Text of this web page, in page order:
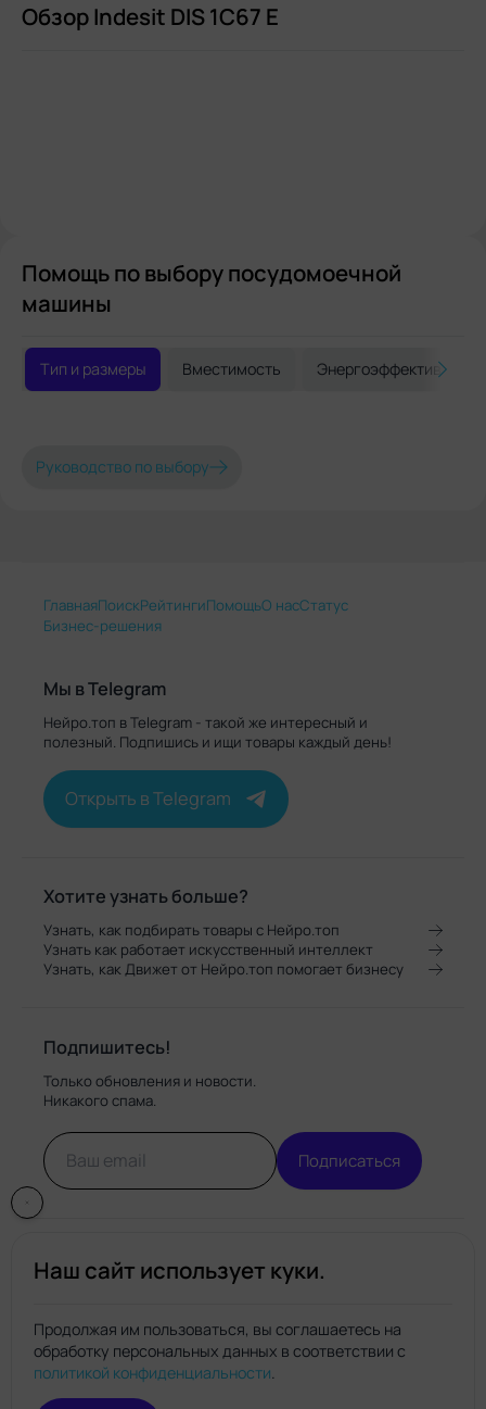
Обзор Indesit DIS 1C67 E
Помощь по выбору посудомоечной
машины
Тип и размеры Вместимость Энергоэффективность
Руководство по выбору
ГлавнаяПоискРейтингиПомощьО насСтатус
Бизнес-решения
Мы в Telegram
Нейро.топ в Telegram - такой же интересный и
полезный. Подпишись и ищи товары каждый день!
Открыть в Telegram
Хотите узнать больше?
Узнать, как подбирать товары с Нейро.топ
Узнать как работает искусственный интеллект
Узнать, как Движет от Нейро.топ помогает бизнесу
Подпишитесь!
Только обновления и новости.
Никакого спама.
Подписаться
Нейро.топ
© Нейро.топ 2026. Все права защищены.
Наш сайт использует куки.
Продолжая им пользоваться, вы соглашаетесь на
обработку персональных данных в соответствии с
политикой конфиденциальности.